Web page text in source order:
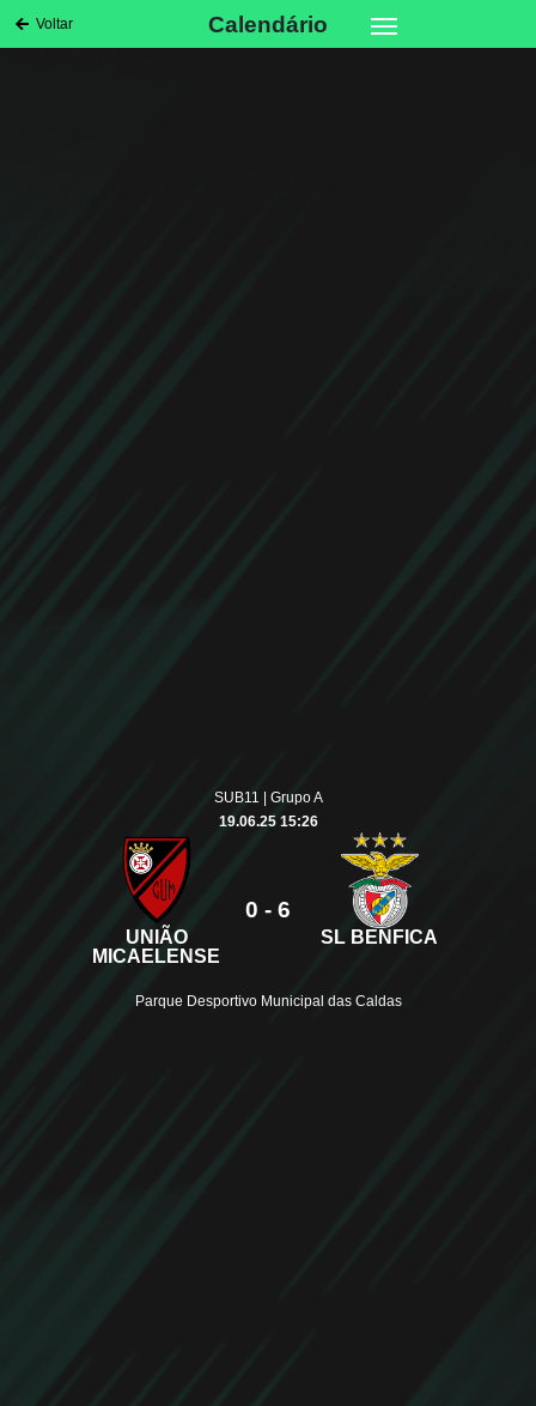
Voltar Calendário
SUB11 | Grupo A
19.06.25 15:26
UNIÃO
MICAELENSE
0 - 6
SL BENFICA
Parque Desportivo Municipal das Caldas